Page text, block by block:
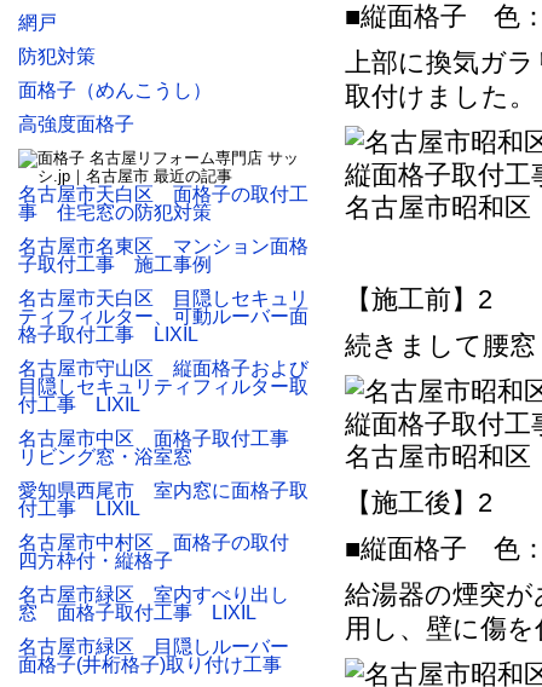
■縦面格子 色
上部に換気ガ
取付けました。
名古屋市昭和
【施工前】2
続きまして腰
名古屋市昭和
【施工後】2
■縦面格子 色
給湯器の煙突
用し、壁に傷
網戸
防犯対策
面格子（めんこうし）
高強度面格子
名古屋市天白区 面格子の取付工
事 住宅窓の防犯対策
名古屋市名東区 マンション面格
子取付工事 施工事例
名古屋市天白区 目隠しセキュリ
ティフィルター、可動ルーバー面
格子取付工事 LIXIL
名古屋市守山区 縦面格子および
目隠しセキュリティフィルター取
付工事 LIXIL
名古屋市中区 面格子取付工事
リビング窓・浴室窓
愛知県西尾市 室内窓に面格子取
付工事 LIXIL
名古屋市中村区 面格子の取付
四方枠付・縦格子
名古屋市緑区 室内すべり出し
窓 面格子取付工事 LIXIL
名古屋市緑区 目隠しルーバー
面格子(井桁格子)取り付け工事